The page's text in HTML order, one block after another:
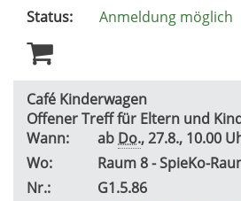
Status:
Anmeldung möglich
Café Kinderwagen
Offener Treff für Eltern und
Wann:
ab Do., 27.8., 10.00
Wo:
Raum 8 - SpieKo-
Nr.:
G1.5.86